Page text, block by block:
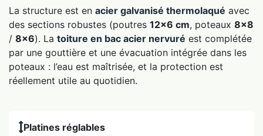
La structure est en acier galvanisé thermolaqué avec
des sections robustes (poutres 12×6 cm, poteaux 8×8
/ 8×6). La toiture en bac acier nervuré est complétée
par une gouttière et une évacuation intégrée dans les
poteaux : l’eau est maîtrisée, et la protection est
réellement utile au quotidien.
Platines réglables